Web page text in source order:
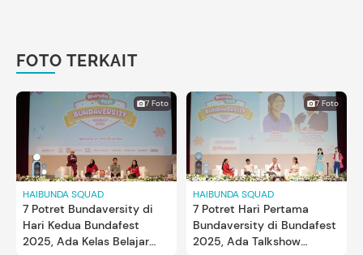
FOTO TERKAIT
7 Foto
HAIBUNDA SQUAD
7 Potret Bundaversity di
Hari Kedua Bundafest
2025, Ada Kelas Belajar
7 Foto
HAIBUNDA SQUAD
7 Potret Hari Pertama
Bundaversity di Bundafest
2025, Ada Talkshow